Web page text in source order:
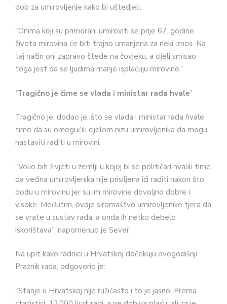
dob za umirovljenje kako bi uštedjeli.
“Onima koji su primorani umiroviti se prije 67. godine
života mirovina će biti trajno umanjena za neki iznos. Na
taj način oni zapravo štede na čovjeku, a cijeli smisao
toga jest da se ljudima manje isplaćuju mirovine.”
‘Tragično je čime se vlada i ministar rada hvale’
Tragično je, dodao je, što se vlada i ministar rada hvale
time da su omogućili cijelom nizu umirovljenika da mogu
nastaviti raditi u mirovini.
“Volio bih živjeti u zemlji u kojoj bi se političari hvalili time
da većina umirovljenika nije prisiljena ići raditi nakon što
dođu u mirovinu jer su im mirovine dovoljno dobre i
visoke. Međutim, ovdje siromaštvo umirovljenike tjera da
se vrate u sustav rada, a onda ih netko debelo
iskorištava”, napomenuo je Sever.
Na upit kako radnici u Hrvatskoj dočekuju ovogodišnji
Praznik rada, odgovorio je:
“Stanje u Hrvatskoj nije ružičasto i to je jasno. Prema